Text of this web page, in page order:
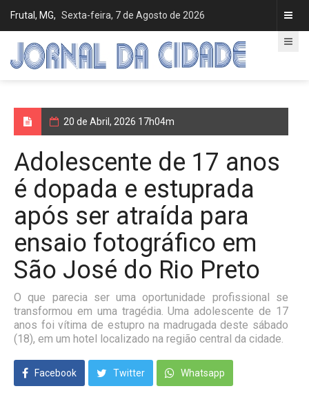
Frutal, MG, Sexta-feira, 7 de Agosto de 2026
20 de Abril, 2026 17h04m
Adolescente de 17 anos
é dopada e estuprada
após ser atraída para
ensaio fotográfico em
São José do Rio Preto
O que parecia ser uma oportunidade profissional se
transformou em uma tragédia. Uma adolescente de 17
anos foi vítima de estupro na madrugada deste sábado
(18), em um hotel localizado na região central da cidade.
Facebook Twitter Whatsapp